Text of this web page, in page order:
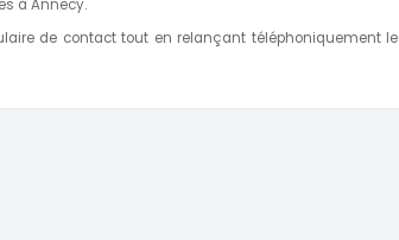
à Annecy.
de contact tout en relançant téléphoniquement le